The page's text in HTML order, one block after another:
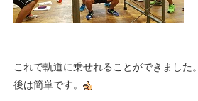
これで軌道に乗せれることができました。
後は簡単です。